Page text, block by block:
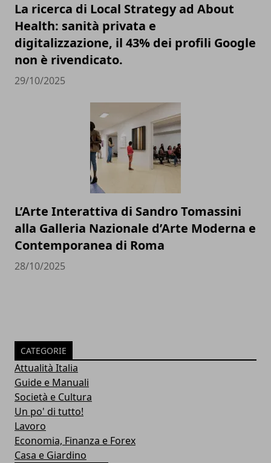
La ricerca di Local Strategy ad About
Health: sanità privata e
digitalizzazione, il 43% dei profili Google
non è rivendicato.
29/10/2025
L’Arte Interattiva di Sandro Tomassini
alla Galleria Nazionale d’Arte Moderna e
Contemporanea di Roma
28/10/2025
CATEGORIE
Attualità Italia
Guide e Manuali
Società e Cultura
Un po' di tutto!
Lavoro
Economia, Finanza e Forex
Casa e Giardino